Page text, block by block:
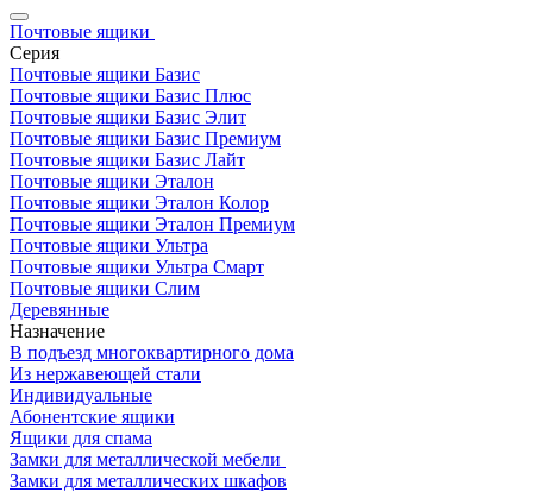
Почтовые ящики
Серия
Почтовые ящики Базис
Почтовые ящики Базис Плюс
Почтовые ящики Базис Элит
Почтовые ящики Базис Премиум
Почтовые ящики Базис Лайт
Почтовые ящики Эталон
Почтовые ящики Эталон Колор
Почтовые ящики Эталон Премиум
Почтовые ящики Ультра
Почтовые ящики Ультра Смарт
Почтовые ящики Слим
Деревянные
Назначение
В подъезд многоквартирного дома
Из нержавеющей стали
Индивидуальные
Абонентские ящики
Ящики для спама
Замки для металлической мебели
Замки для металлических шкафов